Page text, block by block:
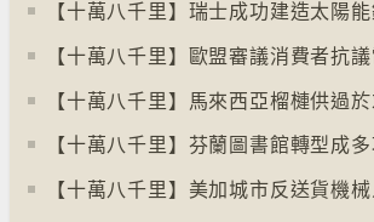
【十萬八千里】瑞士成功建造太陽
【十萬八千里】馬來西亞榴槤供過
【十萬八千里】美加城市反送貨機